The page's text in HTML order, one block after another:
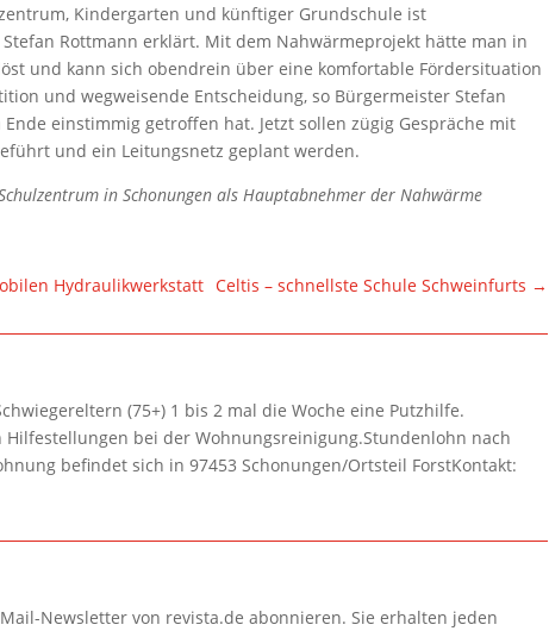
Kindergarten und künftiger Grundschule ist
Rottmann erklärt. Mit dem Nahwärmeprojekt hätte man in
und kann sich obendrein über eine komfortable Fördersituation
und wegweisende Entscheidung, so Bürgermeister Stefan
einstimmig getroffen hat. Jetzt sollen zügig Gespräche mit
und ein Leitungsnetz geplant werden.
in Schonungen als Hauptabnehmer der Nahwärme
Hydraulikwerkstatt Celtis – schnellste Schule Schweinfurts →
(75+) 1 bis 2 mal die Woche eine Putzhilfe.
bei der Wohnungsreinigung.Stundenlohn nach
befindet sich in 97453 Schonungen/Ortsteil ForstKontakt:
Newsletter von revista.de abonnieren. Sie erhalten jeden